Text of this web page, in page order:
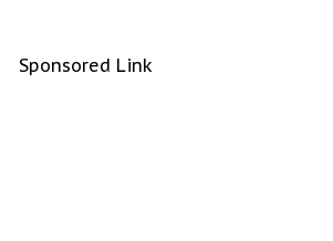
Sponsored Link